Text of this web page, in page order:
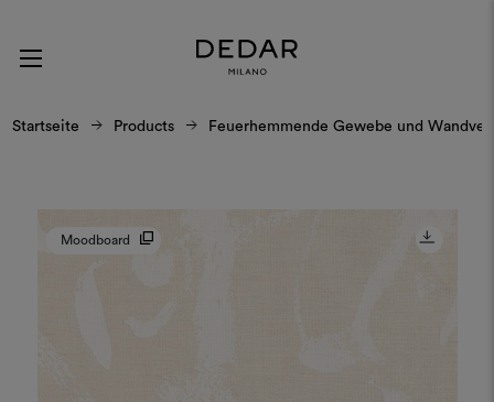
Startseite Products Feuerhemmende Gewebe und
Moodboard